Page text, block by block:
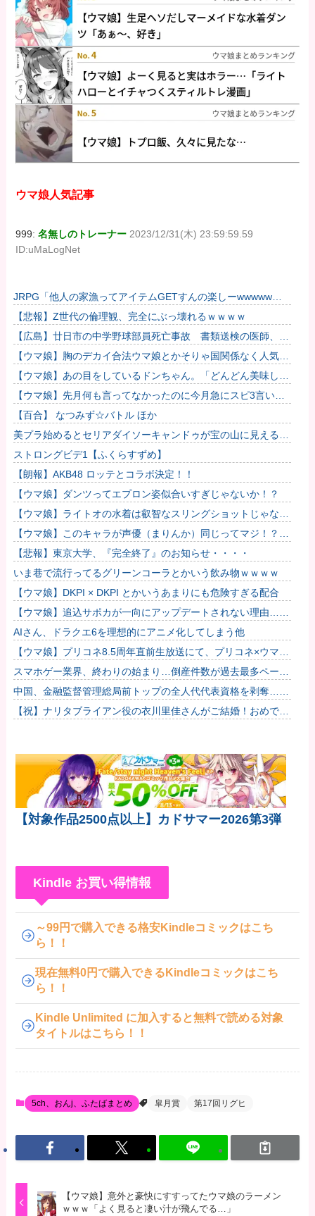
ウマ娘人気記事
999:名無しのトレーナー 2023/12/31(木) 23:59:59.59
ID:uMaLogNet
JRPG「他人の家漁ってアイテムGETすんの楽しーwwwww」
→欧米で馬鹿にされてしまう
【悲報】Z世代の倫理観、完全にぶっ壊れるｗｗｗｗ
【広島】廿日市の中学野球部員死亡事故 書類送検の医師、別
人のCT画像で診察した疑い 頭部出血に気づかなかった可能
性
【ウマ娘】胸のデカイ合法ウマ娘とかそりゃ国関係なく人気出
るわな
【ウマ娘】あの目をしているドンちゃん。「どんどん美味しく
実る…♡」
【ウマ娘】先月何も言ってなかったのに今月急にスピ3言い出
したのが怪しいよな。
【百合】 なつみず☆バトル ほか
美プラ始めるとセリアダイソーキャンドゥが宝の山に見える
な…
ストロングビデ1【ふくらすずめ】
【朗報】AKB48 ロッテとコラボ決定！！
【ウマ娘】ダンツってエプロン姿似合いすぎじゃないか！？
【ウマ娘】ライトオの水着は叡智なスリングショットじゃなく
て多分これ。
【ウマ娘】このキャラが声優（まりんか）同じってマジ！？
←「スズカさんみたいな演技の方がレアだと聞いて驚いたよ」
【悲報】東京大学、『完全終了』のお知らせ・・・・
いま巷で流行ってるグリーンコーラとかいう飲み物ｗｗｗｗ
【ウマ娘】DKPI × DKPI とかいうあまりにも危険すぎる配合
【ウマ娘】追込サポカが一向にアップデートされない理由…
「これだけ出さないってことは」
AIさん、ドラクエ6を理想的にアニメ化してしまう他
【ウマ娘】プリコネ8.5周年直前生放送にて、プリコネ×ウマ娘
コラボの開催について告知が！？今秋予定で詳細については後
日発...
スマホゲー業界、終わりの始まり…倒産件数が過去最多ペース
「数億円かけても爆ﾀﾋ」
中国、金融監督管理総局前トップの全人代代表資格を剥奪…重
大な規律違反で！
【祝】ナリタブライアン役の衣川里佳さんがご結婚！おめでと
【対象作品2500点以上】カドサマー2026第3弾
Kindle お買い得情報
～99円で購入できる格安Kindleコミックはこち
ら！！
現在無料0円で購入できるKindleコミックはこち
ら！！
Kindle Unlimited に加入すると無料で読める対象
タイトルはこちら！！
5ch、おんj、ふたばまとめ 皐月賞 第17回リグヒ
【ウマ娘】意外と豪快にすすってたウマ娘のラーメン
ｗｗｗ「よく見ると凄い汁が飛んでる…」